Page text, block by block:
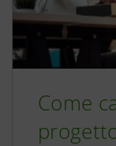
Come